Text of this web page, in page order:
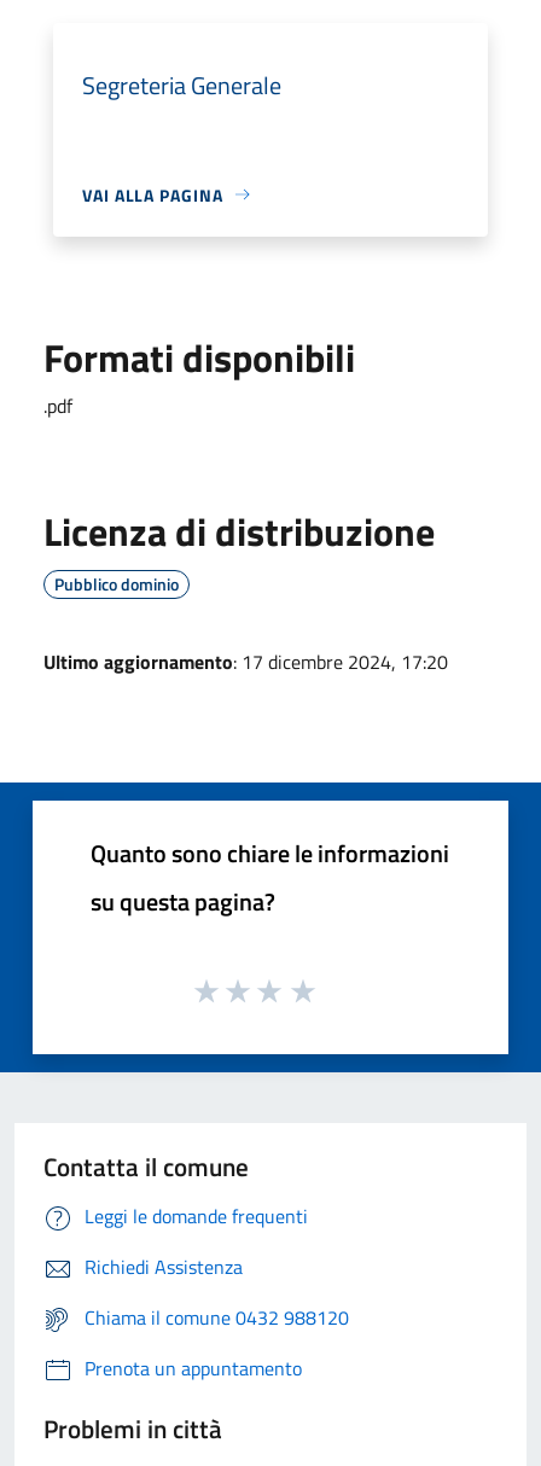
Segreteria Generale
VAI ALLA PAGINA
Formati disponibili
.pdf
Licenza di distribuzione
Pubblico dominio
Ultimo aggiornamento: 17 dicembre 2024, 17:20
Quanto sono chiare le informazioni
su questa pagina?
Contatta il comune
Leggi le domande frequenti
Richiedi Assistenza
Chiama il comune 0432 988120
Prenota un appuntamento
Problemi in città